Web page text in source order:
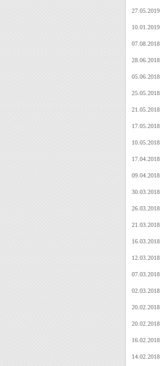
27.05.2019
10.01.2019
07.08.2018
28.06.2018
05.06.2018
25.05.2018
21.05.2018
17.05.2018
10.05.2018
17.04.2018
09.04.2018
30.03.2018
26.03.2018
21.03.2018
16.03.2018
12.03.2018
07.03.2018
02.03.2018
20.02.2018
20.02.2018
16.02.2018
14.02.2018